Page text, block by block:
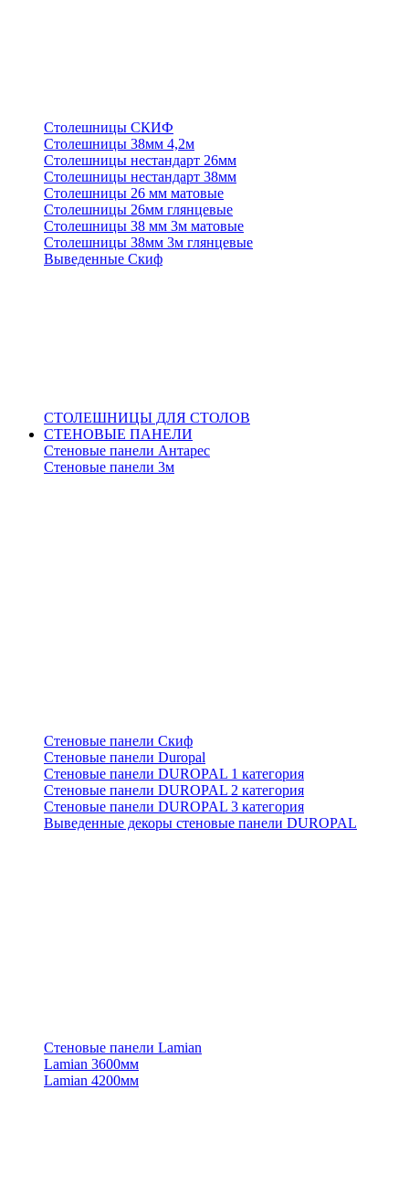
Столешницы СКИФ
Столешницы 38мм 4,2м
Столешницы нестандарт 26мм
Столешницы нестандарт 38мм
Столешницы 26 мм матовые
Столешницы 26мм глянцевые
Столешницы 38 мм 3м матовые
Столешницы 38мм 3м глянцевые
Выведенные Скиф
СТОЛЕШНИЦЫ ДЛЯ СТОЛОВ
СТЕНОВЫЕ ПАНЕЛИ
Стеновые панели Антарес
Стеновые панели 3м
Стеновые панели Скиф
Стеновые панели Duropal
Стеновые панели DUROPAL 1 категория
Стеновые панели DUROPAL 2 категория
Стеновые панели DUROPAL 3 категория
Выведенные декоры стеновые панели DUROPAL
Стеновые панели Lamian
Lamian 3600мм
Lamian 4200мм